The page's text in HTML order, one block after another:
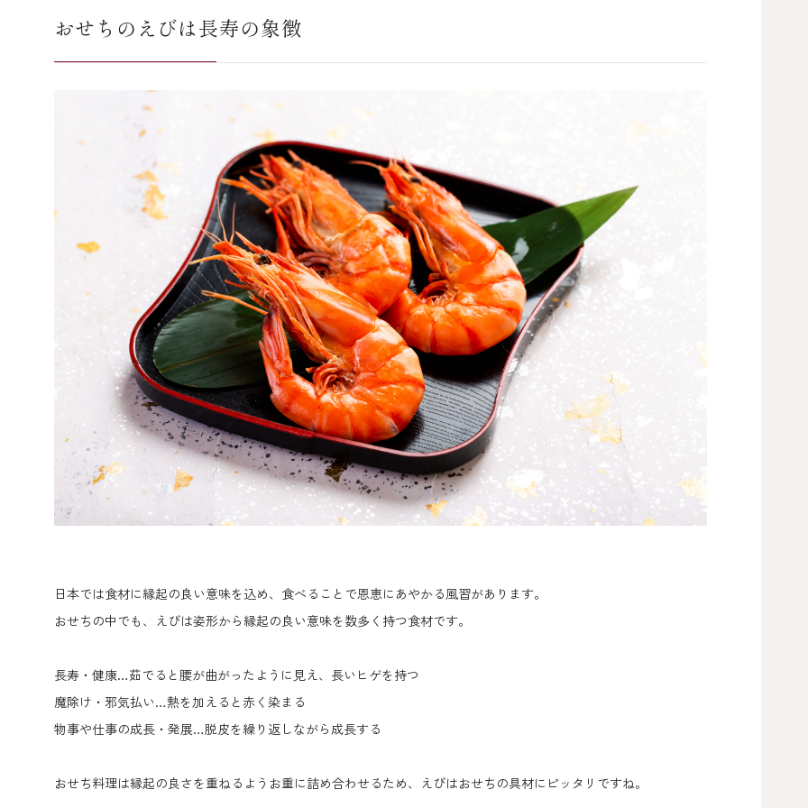
おせちのえびは長寿の象徴
日本では食材に縁起の良い意味を込め、食べることで恩恵にあやかる風習があります。
おせちの中でも、えびは姿形から縁起の良い意味を数多く持つ食材です。
長寿・健康…茹でると腰が曲がったように見え、長いヒゲを持つ
魔除け・邪気払い…熱を加えると赤く染まる
物事や仕事の成長・発展…脱皮を繰り返しながら成長する
おせち料理は縁起の良さを重ねるようお重に詰め合わせるため、えびはおせちの具材にピッタリですね。